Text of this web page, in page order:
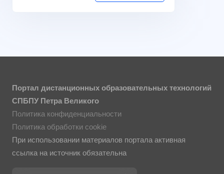
Портал дистанционных образовательных технологий
СПБПУ Петра Великого
Политика конфиденциальности
Политика обработки cookie
При использовании материалов портала активная
ссылка на источник обязательна